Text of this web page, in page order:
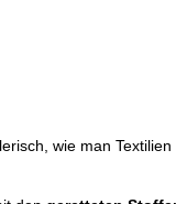
wie man